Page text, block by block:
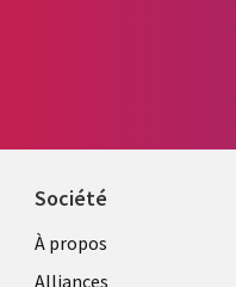
Société
À propos
Alliances